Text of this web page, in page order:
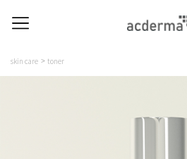
skin care toner